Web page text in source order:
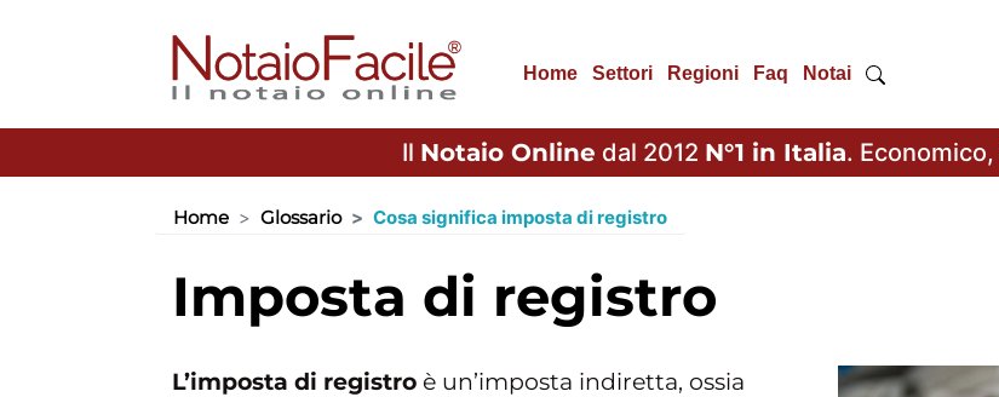
Home Settori Regioni Faq Notai
Il Notaio Online dal 2012 N°1 in Italia. Economico,
Home Glossario Cosa significa imposta di registro
imposta di registro
L’imposta di registro è un’imposta indiretta, ossia